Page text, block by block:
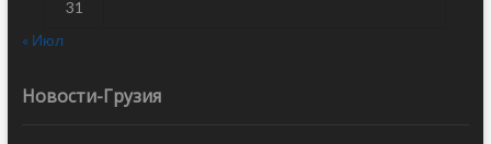
31
« Июл
Новости-Грузия